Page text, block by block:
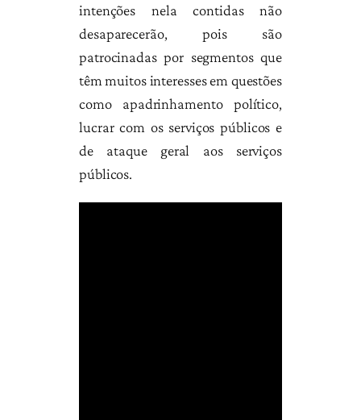
intenções nela contidas não
desaparecerão, pois são
patrocinadas por segmentos que
têm muitos interesses em questões
como apadrinhamento político,
lucrar com os serviços públicos e
de ataque geral aos serviços
públicos.